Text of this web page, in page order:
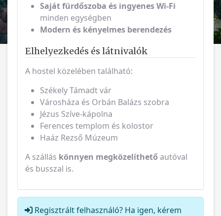
Saját fürdőszoba és ingyenes Wi-Fi
minden egységben
Modern és kényelmes berendezés
Elhelyezkedés és látnivalók
A hostel közelében található:
Székely Támadt vár
Városháza és Orbán Balázs szobra
Jézus Szíve-kápolna
Ferences templom és kolostor
Haáz Rezső Múzeum
A szállás könnyen megközelíthetőautóval
és busszal is.
Regisztrált felhasználó? Ha igen, kérem